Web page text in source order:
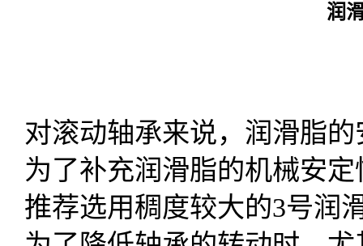
润
对滚动轴承来说，润滑脂
为了补充润滑脂的机械安
推荐选用稠度较大的3号润